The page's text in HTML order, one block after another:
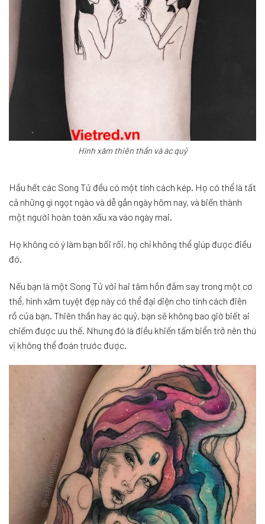
Hình xăm thiên thần và ác quỷ
Hầu hết các Song Tử đều có một tính cách kép. Họ có thể là tất
cả những gì ngọt ngào và dễ gần ngày hôm nay, và biến thành
một người hoàn toàn xấu xa vào ngày mai.
Họ không có ý làm bạn bối rối, họ chỉ không thể giúp được điều
đó.
Nếu bạn là một Song Tử với hai tâm hồn đắm say trong một cơ
thể, hình xăm tuyệt đẹp này có thể đại diện cho tính cách điên
rồ của bạn. Thiên thần hay ác quỷ, bạn sẽ không bao giờ biết ai
chiếm được ưu thế. Nhưng đó là điều khiến tấm biển trở nên thú
vị không thể đoán trước được.